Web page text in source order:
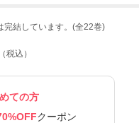
完結しています。(全22巻)
税込）
ての方
クーポン